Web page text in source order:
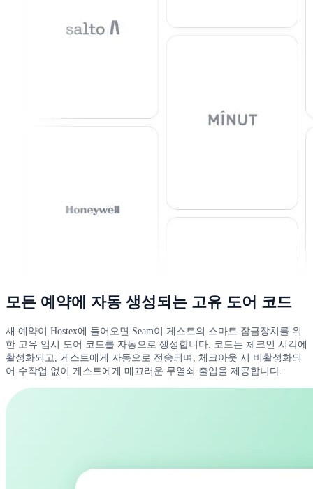
모든 예약에 자동 생성되는 고유 도어 코드
새 예약이 Hostex에 들어오면 Seam이 게스트의 스마트 잠금장치를 위
한 고유 임시 도어 코드를 자동으로 생성합니다. 코드는 체크인 시각에
활성화되고, 게스트에게 자동으로 전송되며, 체크아웃 시 비활성화되
어 수작업 없이 게스트에게 매끄러운 무열쇠 출입을 제공합니다.